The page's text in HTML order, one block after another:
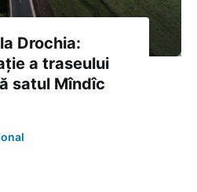
Drochia:
a traseului
satul Mîndîc